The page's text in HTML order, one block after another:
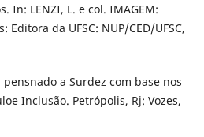
In: LENZI, L. e col. IMAGEM:
da UFSC: NUP/CED/UFSC,
pensnado a Surdez com base nos
Inclusão. Petrópolis, Rj: Vozes,